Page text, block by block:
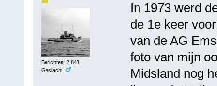
Berichten: 2.848
Geslacht:
In 1973 werd
de 1e keer
van de AG
foto van mijn
Midsland nog